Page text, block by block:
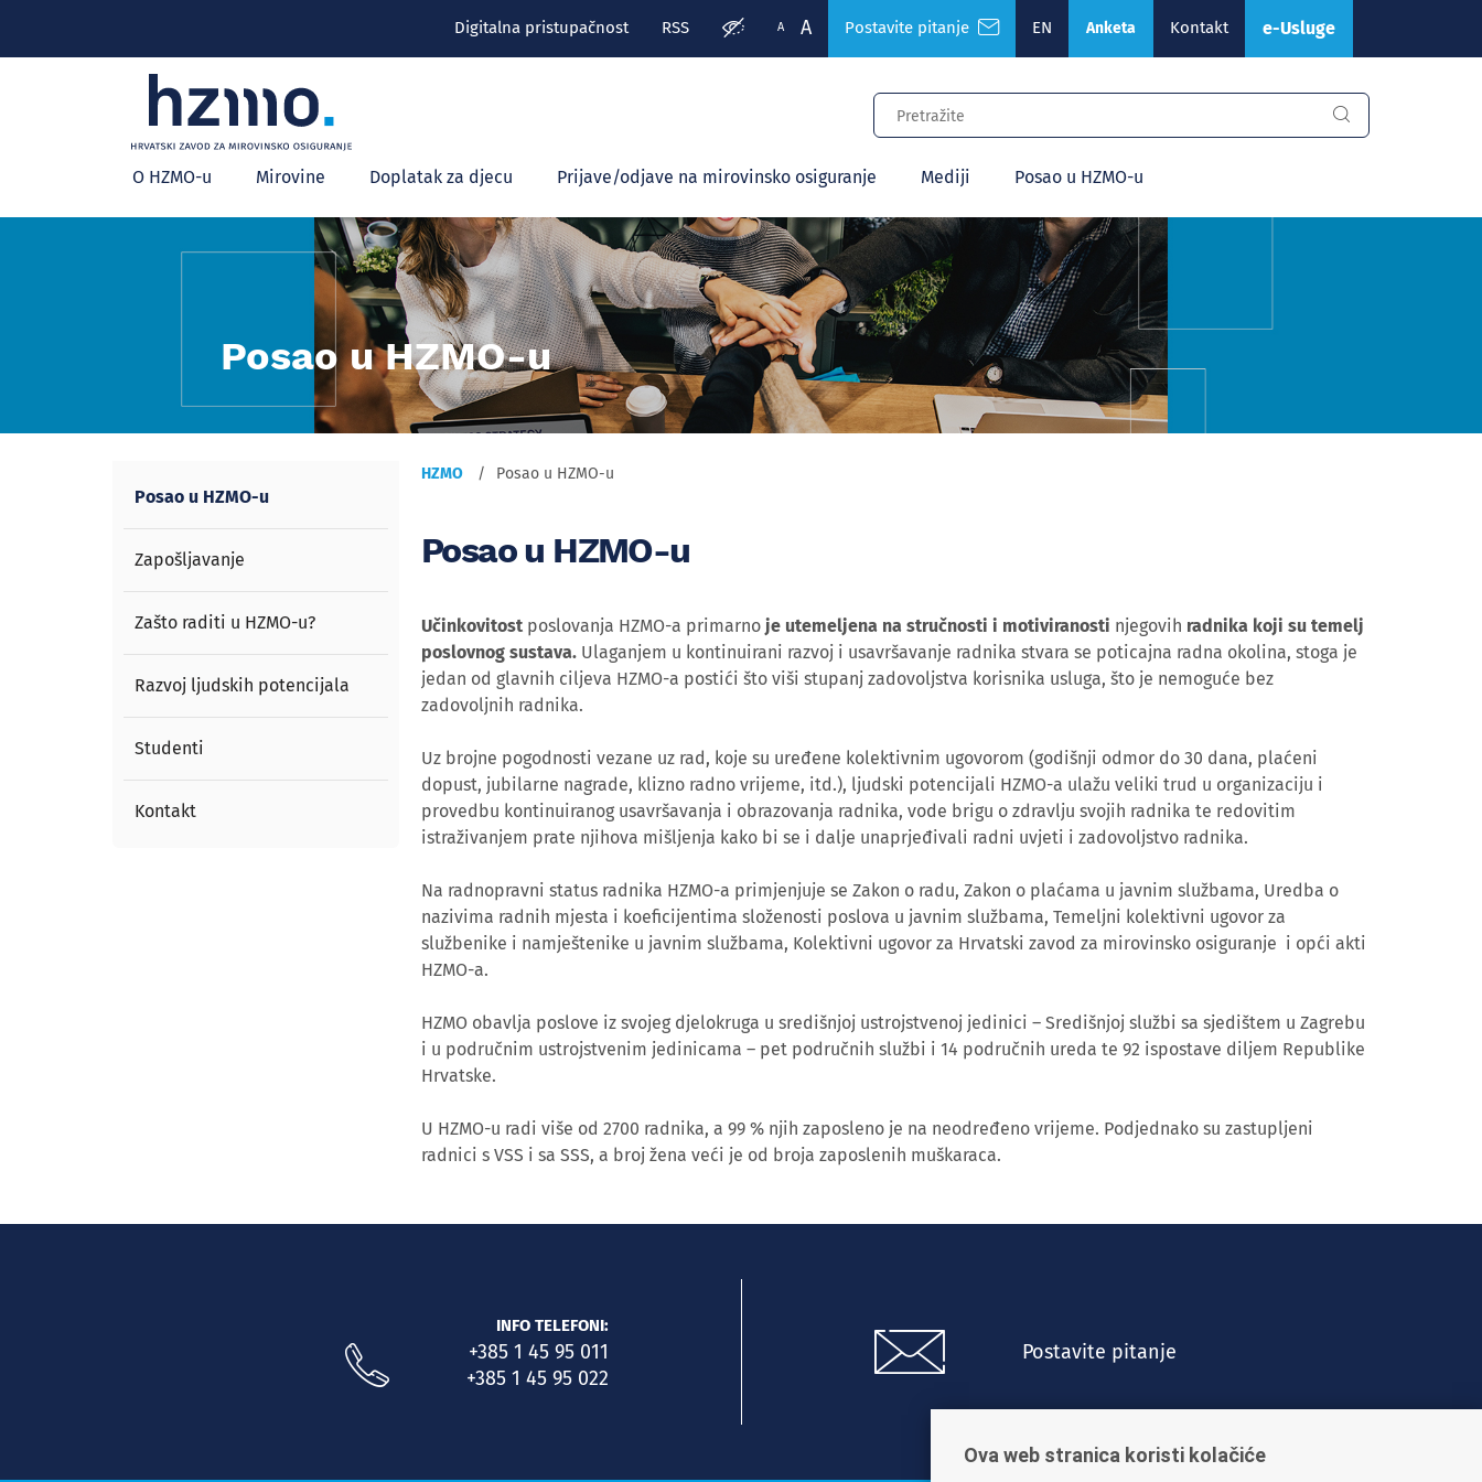
Digitalna pristupačnost RSS A A Postavite pitanje EN Anketa Kontakt e-Usluge
Glavni
izbornik
O HZMO-u Mirovine Doplatak za djecu Prijave/odjave na mirovinsko osiguranje Mediji Posao u HZMO-u
Posao u HZMO-u
Posao u HZMO-u
Zapošljavanje
Zašto raditi u HZMO-u?
Razvoj ljudskih potencijala
Studenti
Kontakt
HZMO Posao u HZMO-u
Posao u HZMO-u
Učinkovitost poslovanja HZMO-a primarno je utemeljena na stručnosti i motiviranosti njegovih radnika koji su temelj
poslovnog sustava. Ulaganjem u kontinuirani razvoj i usavršavanje radnika stvara se poticajna radna okolina, stoga je
jedan od glavnih ciljeva HZMO-a postići što viši stupanj zadovoljstva korisnika usluga, što je nemoguće bez
zadovoljnih radnika.
Uz brojne pogodnosti vezane uz rad, koje su uređene kolektivnim ugovorom (godišnji odmor do 30 dana, plaćeni
dopust, jubilarne nagrade, klizno radno vrijeme, itd.), ljudski potencijali HZMO-a ulažu veliki trud u organizaciju i
provedbu kontinuiranog usavršavanja i obrazovanja radnika, vode brigu o zdravlju svojih radnika te redovitim
istraživanjem prate njihova mišljenja kako bi se i dalje unaprjeđivali radni uvjeti i zadovoljstvo radnika.
Na radnopravni status radnika HZMO-a primjenjuje se Zakon o radu, Zakon o plaćama u javnim službama, Uredba o
nazivima radnih mjesta i koeficijentima složenosti poslova u javnim službama, Temeljni kolektivni ugovor za
službenike i namještenike u javnim službama, Kolektivni ugovor za Hrvatski zavod za mirovinsko osiguranje i opći akti
HZMO-a.
HZMO obavlja poslove iz svojeg djelokruga u središnjoj ustrojstvenoj jedinici – Središnjoj službi sa sjedištem u Zagrebu
i u područnim ustrojstvenim jedinicama – pet područnih službi i 14 područnih ureda te 92 ispostave diljem Republike
Hrvatske.
U HZMO-u radi više od 2700 radnika, a 99 % njih zaposleno je na neodređeno vrijeme. Podjednako su zastupljeni
radnici s VSS i sa SSS, a broj žena veći je od broja zaposlenih muškaraca.
INFO TELEFONI:
+385 1 45 95 011
+385 1 45 95 022
Postavite pitanje
Ova web stranica koristi kolačiće